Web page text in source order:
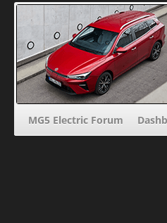
MG5 Electric Forum